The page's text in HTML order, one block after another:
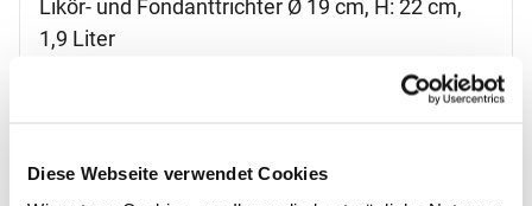
Diese Webseite verwendet Cookies
Likör- und Fondanttrichter Ø 19 cm, H: 22 cm,
1,9 Liter
inkl. Ständer und Auffangschale